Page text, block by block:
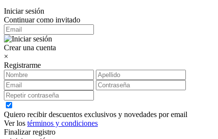
Iniciar sesión
Continuar como invitado
Crear una cuenta
×
Registrarme
Quiero recibir descuentos exclusivos y novedades por email
Ver los términos y condiciones
Finalizar registro